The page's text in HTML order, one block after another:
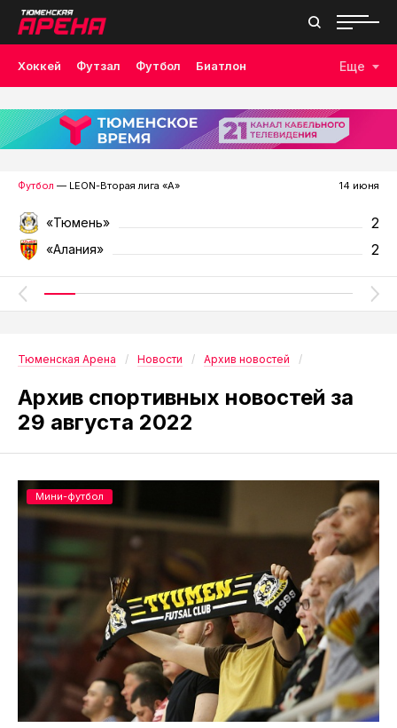
Хоккей Футзал Футбол Биатлон
Лыжные гонки Волейбол Плавание Дзюдо
Скалолазание Велоспорт Бокс
Еще
Футбол — LEON-Вторая лига «А» 14 июня
«Тюмень» 2
«Алания» 2
Тюменская Арена Новости Архив новостей
Архив спортивных новостей за
29 августа 2022
Мини-футбол